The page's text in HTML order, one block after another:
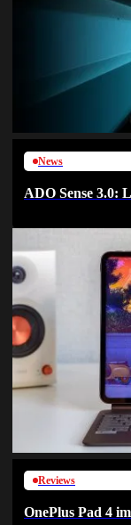
News
ADO Sense 3.0:
Reviews
OnePlus Pad 4